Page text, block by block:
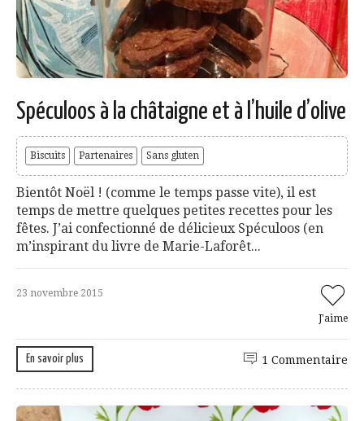
Spéculoos à la châtaigne et à l’huile d’olive
Biscuits Partenaires Sans gluten
Bientôt Noël ! (comme le temps passe vite), il est
temps de mettre quelques petites recettes pour les
fêtes. J’ai confectionné de délicieux Spéculoos (en
m’inspirant du livre de Marie-Laforêt...
23 novembre 2015
J'aime
En savoir plus 1 Commentaire